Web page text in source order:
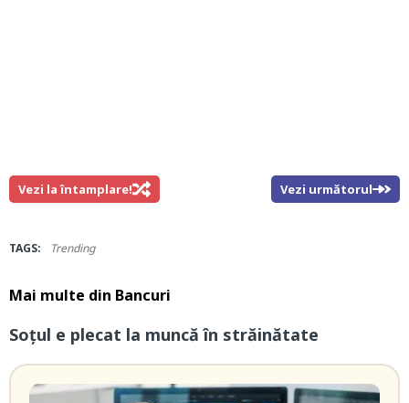
Vezi la întamplare! Vezi următorul
TAGS: Trending
Mai multe din Bancuri
Soțul e plecat la muncă în străinătate